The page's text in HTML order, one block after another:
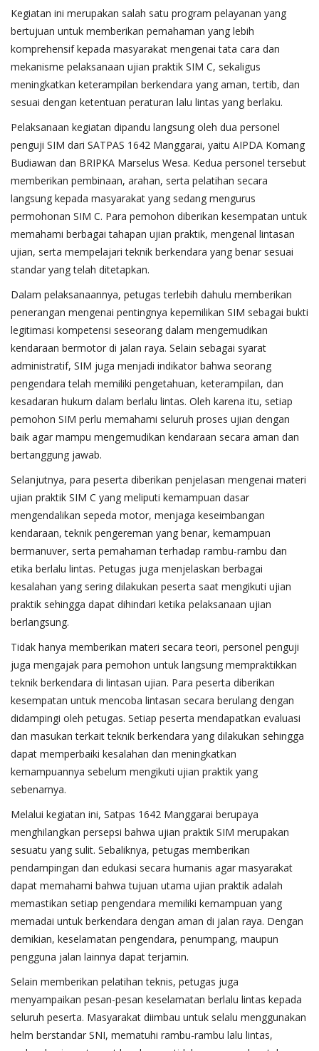
Kegiatan ini merupakan salah satu program pelayanan yang
bertujuan untuk memberikan pemahaman yang lebih
komprehensif kepada masyarakat mengenai tata cara dan
mekanisme pelaksanaan ujian praktik SIM C, sekaligus
meningkatkan keterampilan berkendara yang aman, tertib, dan
sesuai dengan ketentuan peraturan lalu lintas yang berlaku.
Pelaksanaan kegiatan dipandu langsung oleh dua personel
penguji SIM dari SATPAS 1642 Manggarai, yaitu AIPDA Komang
Budiawan dan BRIPKA Marselus Wesa. Kedua personel tersebut
memberikan pembinaan, arahan, serta pelatihan secara
langsung kepada masyarakat yang sedang mengurus
permohonan SIM C. Para pemohon diberikan kesempatan untuk
memahami berbagai tahapan ujian praktik, mengenal lintasan
ujian, serta mempelajari teknik berkendara yang benar sesuai
standar yang telah ditetapkan.
Dalam pelaksanaannya, petugas terlebih dahulu memberikan
penerangan mengenai pentingnya kepemilikan SIM sebagai bukti
legitimasi kompetensi seseorang dalam mengemudikan
kendaraan bermotor di jalan raya. Selain sebagai syarat
administratif, SIM juga menjadi indikator bahwa seorang
pengendara telah memiliki pengetahuan, keterampilan, dan
kesadaran hukum dalam berlalu lintas. Oleh karena itu, setiap
pemohon SIM perlu memahami seluruh proses ujian dengan
baik agar mampu mengemudikan kendaraan secara aman dan
bertanggung jawab.
Selanjutnya, para peserta diberikan penjelasan mengenai materi
ujian praktik SIM C yang meliputi kemampuan dasar
mengendalikan sepeda motor, menjaga keseimbangan
kendaraan, teknik pengereman yang benar, kemampuan
bermanuver, serta pemahaman terhadap rambu-rambu dan
etika berlalu lintas. Petugas juga menjelaskan berbagai
kesalahan yang sering dilakukan peserta saat mengikuti ujian
praktik sehingga dapat dihindari ketika pelaksanaan ujian
berlangsung.
Tidak hanya memberikan materi secara teori, personel penguji
juga mengajak para pemohon untuk langsung mempraktikkan
teknik berkendara di lintasan ujian. Para peserta diberikan
kesempatan untuk mencoba lintasan secara berulang dengan
didampingi oleh petugas. Setiap peserta mendapatkan evaluasi
dan masukan terkait teknik berkendara yang dilakukan sehingga
dapat memperbaiki kesalahan dan meningkatkan
kemampuannya sebelum mengikuti ujian praktik yang
sebenarnya.
Melalui kegiatan ini, Satpas 1642 Manggarai berupaya
menghilangkan persepsi bahwa ujian praktik SIM merupakan
sesuatu yang sulit. Sebaliknya, petugas memberikan
pendampingan dan edukasi secara humanis agar masyarakat
dapat memahami bahwa tujuan utama ujian praktik adalah
memastikan setiap pengendara memiliki kemampuan yang
memadai untuk berkendara dengan aman di jalan raya. Dengan
demikian, keselamatan pengendara, penumpang, maupun
pengguna jalan lainnya dapat terjamin.
Selain memberikan pelatihan teknis, petugas juga
menyampaikan pesan-pesan keselamatan berlalu lintas kepada
seluruh peserta. Masyarakat diimbau untuk selalu menggunakan
helm berstandar SNI, mematuhi rambu-rambu lalu lintas,